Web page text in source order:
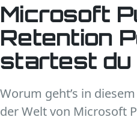
Wissen
Unternehmen
Kontakt
Microsoft
Retention
startest du
Worum geht’s in
der Welt von Microsoft